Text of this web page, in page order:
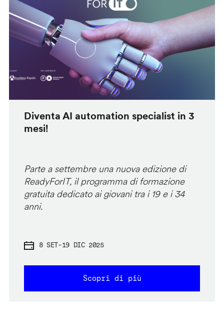
Diventa AI automation specialist in 3
mesi!
Parte a settembre una nuova edizione di
ReadyForIT, il programma di formazione
gratuita dedicato ai giovani tra i 19 e i 34
anni.
8 SET-19 DIC 2025
Scopri di più